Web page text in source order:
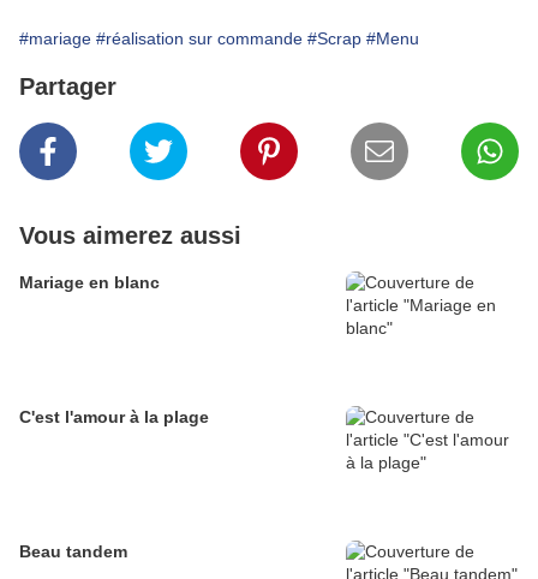
#mariage #réalisation sur commande #Scrap #Menu
Partager
Vous aimerez aussi
Mariage en blanc
C'est l'amour à la plage
Beau tandem